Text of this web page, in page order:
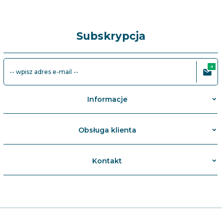
Subskrypcja
-- wpisz adres e-mail --
Informacje
Obsługa klienta
Kontakt